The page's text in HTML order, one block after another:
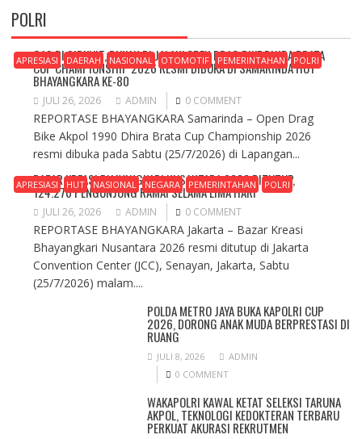
POLRI
APRESIASI DAERAH NASIONAL OTOMOTIF PEMERINTAHAN POLRI
GAS DI SIRKUIT, BUKAN DI JALAN! OPEN DRAG BIKE DHIRA BRATA
CUP CHAMPIONSHIP 2026 RESMI DIBUKA DI SAMARINDA HUT
BHAYANGKARA KE-80
JULI 26, 2026 ADMIN 0 COMMENT
REPORTASE BHAYANGKARA Samarinda – Open Drag
Bike Akpol 1990 Dhira Brata Cup Championship 2026
resmi dibuka pada Sabtu (25/7/2026) di Lapangan...
APRESIASI HUT NASIONAL NEGARA PEMERINTAHAN POLRI
BAZAR KREASI BHAYANGKARI NUSANTARA 2026 DITUTUP,
124.276 PENGUNJUNG RAMAI SELAMA LIMA HARI
JULI 26, 2026 ADMIN 0 COMMENT
REPORTASE BHAYANGKARA Jakarta – Bazar Kreasi
Bhayangkari Nusantara 2026 resmi ditutup di Jakarta
Convention Center (JCC), Senayan, Jakarta, Sabtu
(25/7/2026) malam....
POLDA METRO JAYA BUKA KAPOLRI CUP
2026, DORONG ANAK MUDA BERPRESTASI DI
RUANG
JULI 8, 2026
ADMIN
0 COMMENT
WAKAPOLRI KAWAL KETAT SELEKSI TARUNA
AKPOL, TEKNOLOGI KEDOKTERAN TERBARU
PERKUAT AKURASI REKRUTMEN